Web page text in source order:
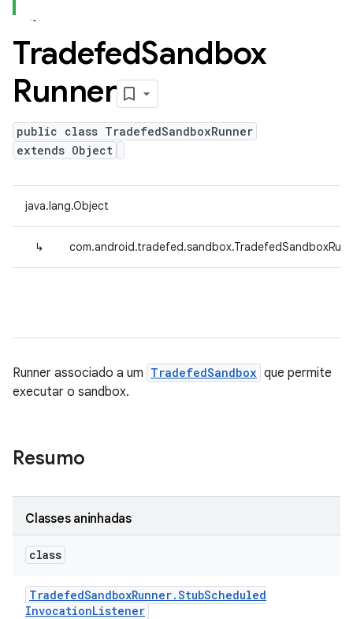
TradefedSandbox
Runner
public class TradefedSandboxRunner
extends Object
java.lang.Object
↳
Runner associado a um TradefedSandbox que permite
executar o sandbox.
Resumo
Classes aninhadas
class
TradefedSandboxRunner.StubScheduled
InvocationListener